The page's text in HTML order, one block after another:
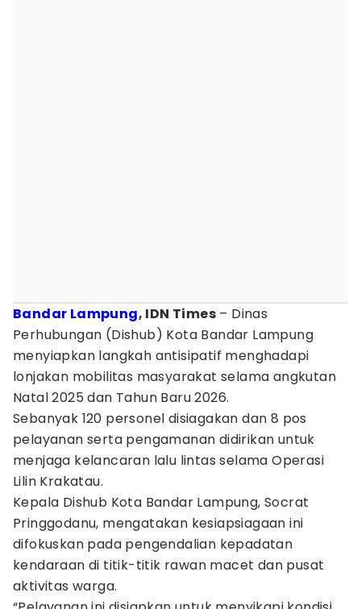
Bandar Lampung, IDN Times – Dinas
Perhubungan (Dishub) Kota Bandar Lampung
menyiapkan langkah antisipatif menghadapi
lonjakan mobilitas masyarakat selama angkutan
Natal 2025 dan Tahun Baru 2026.
Sebanyak 120 personel disiagakan dan 8 pos
pelayanan serta pengamanan didirikan untuk
menjaga kelancaran lalu lintas selama Operasi
Lilin Krakatau.
Kepala Dishub Kota Bandar Lampung, Socrat
Pringgodanu, mengatakan kesiapsiagaan ini
difokuskan pada pengendalian kepadatan
kendaraan di titik-titik rawan macet dan pusat
aktivitas warga.